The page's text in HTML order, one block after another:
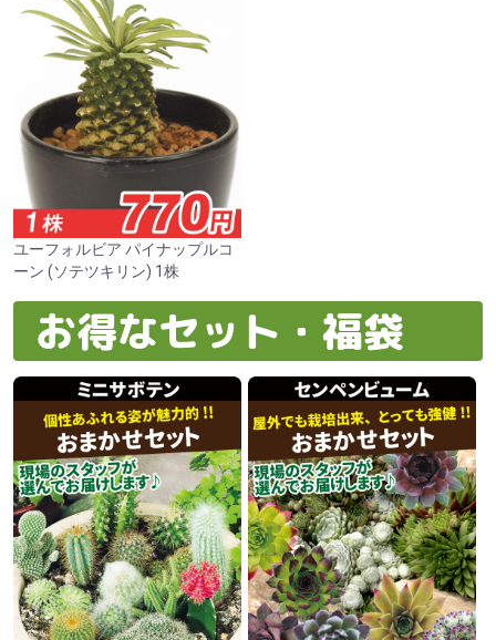
ユーフォルビア パイナップルコ
ーン (ソテツキリン) 1株
お得なセット・福袋